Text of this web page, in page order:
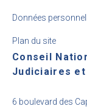
Données
Plan du site
Conseil
Judiciaires
6 boulevard des